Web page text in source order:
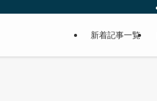
新着記事一覧